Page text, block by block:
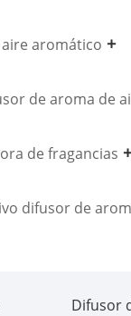
aromático
de aroma de
de fragancias
difusor de
Difusor